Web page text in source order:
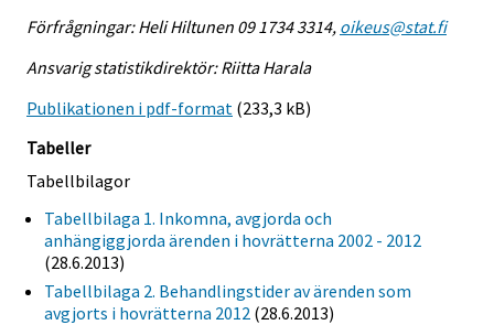
Förfrågningar: Heli Hiltunen 09 1734 3314, oikeus@stat.fi
Ansvarig statistikdirektör: Riitta Harala
Publikationen i pdf-format (233,3 kB)
Tabeller
Tabellbilagor
Tabellbilaga 1. Inkomna, avgjorda och
anhängiggjorda ärenden i hovrätterna 2002 - 2012
(28.6.2013)
Tabellbilaga 2. Behandlingstider av ärenden som
avgjorts i hovrätterna 2012 (28.6.2013)